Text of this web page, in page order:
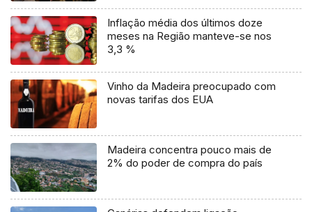
Inflação média dos últimos doze
meses na Região manteve-se nos
3,3 %
Vinho da Madeira preocupado com
novas tarifas dos EUA
Madeira concentra pouco mais de
2% do poder de compra do país